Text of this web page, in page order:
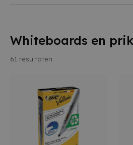
Whiteboards en
61 resultaten